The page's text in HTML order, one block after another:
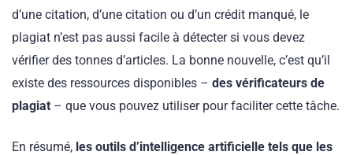
d’une citation, d’une citation ou d’un crédit manqué, le
plagiat n’est pas aussi facile à détecter si vous devez
vérifier des tonnes d’articles. La bonne nouvelle, c’est qu’il
existe des ressources disponibles – des vérificateurs de
plagiat – que vous pouvez utiliser pour faciliter cette tâche.
En résumé, les outils d’intelligence artificielle tels que les